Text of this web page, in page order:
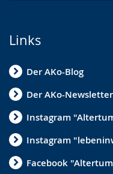
Links
Der AKo-Blog
Der AKo-Newsletter
Instagram
Instagram
Facebook